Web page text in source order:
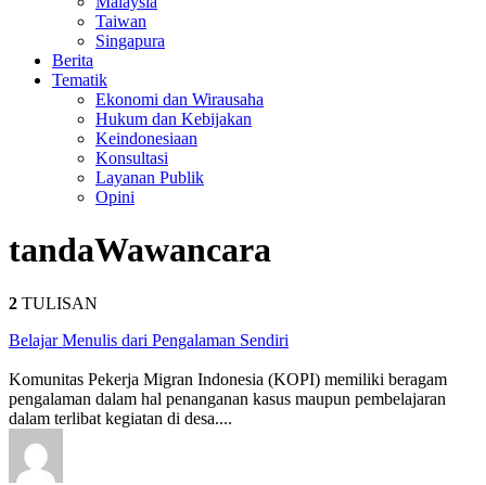
Taiwan
Singapura
Berita
Tematik
Ekonomi dan Wirausaha
Hukum dan Kebijakan
Keindonesiaan
Konsultasi
Layanan Publik
Opini
tandaWawancara
2 TULISAN
Belajar Menulis dari Pengalaman Sendiri
Komunitas Pekerja Migran Indonesia (KOPI) memiliki beragam
pengalaman dalam hal penanganan kasus maupun pembelajaran
dalam terlibat kegiatan di desa....